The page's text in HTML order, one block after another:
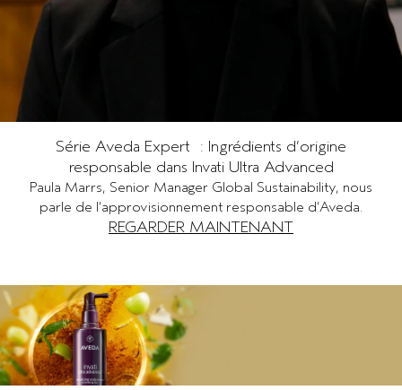
Série Aveda Expert : Ingrédients d’origine
responsable dans Invati Ultra Advanced
Paula Marrs, Senior Manager Global Sustainability, nous
parle de l’approvisionnement responsable d’Aveda.
REGARDER MAINTENANT